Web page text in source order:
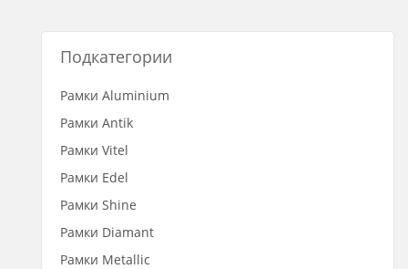
Подкатегории
Рамки Aluminium
Рамки Antik
Рамки Vitel
Рамки Edel
Рамки Shine
Рамки Diamant
Рамки Metallic